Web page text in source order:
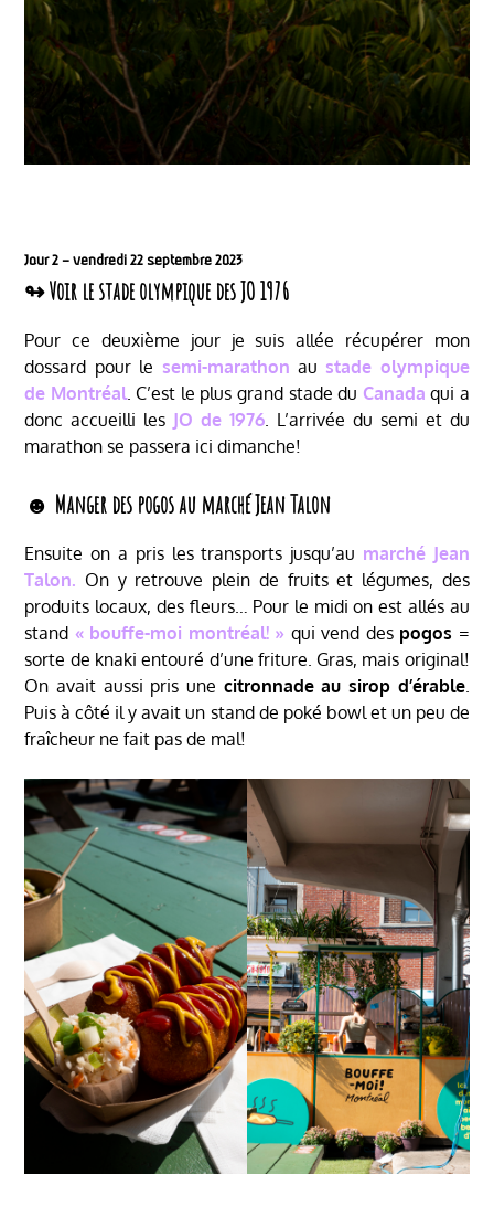
Jour 2 – vendredi 22 septembre 2023
↬ Voir le stade olympique des JO 1976
Pour ce deuxième jour je suis allée récupérer mon
dossard pour le semi-marathon au stade olympique
de Montréal. C’est le plus grand stade du Canada qui a
donc accueilli les JO de 1976 . L’arrivée du semi et du
marathon se passera ici dimanche!
☻ Manger des pogos au marché Jean Talon
Ensuite on a pris les transports jusqu’au marché Jean
Talon. On y retrouve plein de fruits et légumes, des
produits locaux, des fleurs… Pour le midi on est allés au
stand « bouffe-moi montréal! » qui vend des pogos =
sorte de knaki entouré d’une friture. Gras, mais original!
On avait aussi pris une citronnade au sirop d’érable.
Puis à côté il y avait un stand de poké bowl et un peu de
fraîcheur ne fait pas de mal!